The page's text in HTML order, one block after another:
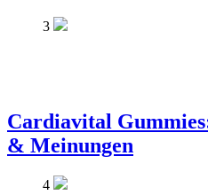
3
Cardiavital
& Meinungen
4